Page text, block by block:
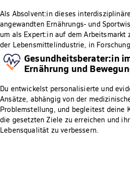
Als Absolvent:in dieses
angewandten Ernährungs- und
um als Expert:in auf dem Arbeitsmarkt
der Lebensmittelindustrie, in
Gesundheitsberater:in
Ernährung und
Du entwickelst personalisierte und
Ansätze, abhängig von der
Problemstellung, und begleitest deine
die gesetzten Ziele zu erreichen und
Lebensqualität zu verbessern.